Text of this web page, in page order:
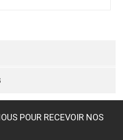
POUR RECEVOIR NOS